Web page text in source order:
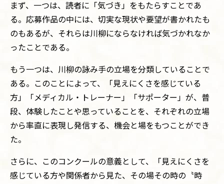
まず、一つは、読者に「気づき」をもたらすことであ
る。応募作品の中には、切実な現状や要望が書かれたも
のもあるが、それらは川柳にならなければ気づかれなか
ったことである。
もう一つは、川柳の詠み手の立場を分類していることで
ある。このことによって、「見えにくさを感じている
方」「メディカル・トレーナー」「サポーター」が、普
段、体験したことや思っていることを、それぞれの立場
から率直に表現し発信する、機会と場をもつことができ
た。
さらに、このコンクールの意義として、「見えにくさを
感じている方や関係者から見た、その場その時の〝時